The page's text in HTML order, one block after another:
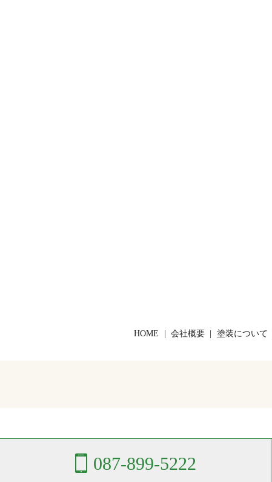
087-899-5222
HOME 会社概要 塗装について